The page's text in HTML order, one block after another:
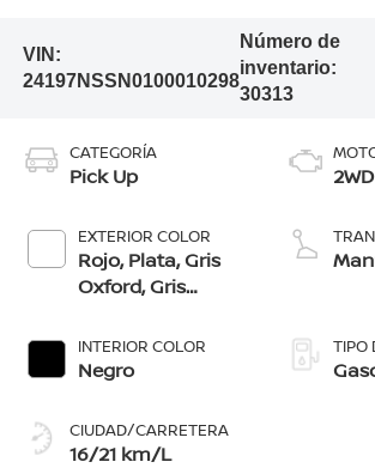
VIN:
24197NSSN0100010298
Número de
inventario:
30313
CATEGORÍA
Pick Up
EXTERIOR COLOR
Rojo, Plata, Gris
Oxford, Gris
Blanco
INTERIOR COLOR
Negro
CIUDAD/CARRETERA
16/21 km/L
2WD
TIPO